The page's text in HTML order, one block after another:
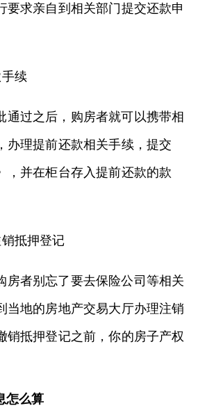
要求亲自到相关部门提交还款申
续
通过之后，购房者就可以携带相
办理提前还款相关手续，提交
，并在柜台存入提前还款的款
抵押登记
房者别忘了要去保险公司等相关
当地的房地产交易大厅办理注销
销抵押登记之前，你的房子产权
么算